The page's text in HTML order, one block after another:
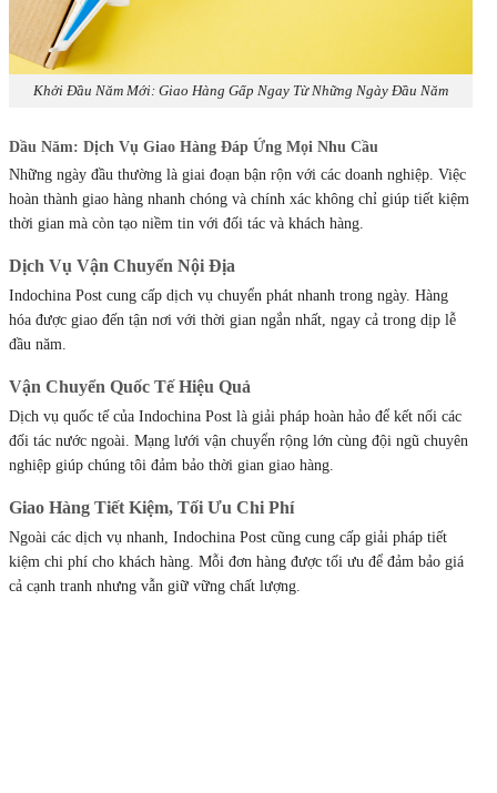
Khởi Đầu Năm Mới: Giao Hàng Gấp Ngay Từ Những Ngày Đầu Năm
Dầu Năm: Dịch Vụ Giao Hàng Đáp Ứng Mọi Nhu Cầu
Những ngày đầu thường là giai đoạn bận rộn với các doanh nghiệp. Việc
hoàn thành giao hàng nhanh chóng và chính xác không chỉ giúp tiết kiệm
thời gian mà còn tạo niềm tin với đối tác và khách hàng.
Dịch Vụ Vận Chuyển Nội Địa
Indochina Post cung cấp dịch vụ chuyển phát nhanh trong ngày. Hàng
hóa được giao đến tận nơi với thời gian ngắn nhất, ngay cả trong dịp lễ
đầu năm.
Vận Chuyển Quốc Tế Hiệu Quả
Dịch vụ quốc tế của Indochina Post là giải pháp hoàn hảo để kết nối các
đối tác nước ngoài. Mạng lưới vận chuyển rộng lớn cùng đội ngũ chuyên
nghiệp giúp chúng tôi đảm bảo thời gian giao hàng.
Giao Hàng Tiết Kiệm, Tối Ưu Chi Phí
Ngoài các dịch vụ nhanh, Indochina Post cũng cung cấp giải pháp tiết
kiệm chi phí cho khách hàng. Mỗi đơn hàng được tối ưu để đảm bảo giá
cả cạnh tranh nhưng vẫn giữ vững chất lượng.